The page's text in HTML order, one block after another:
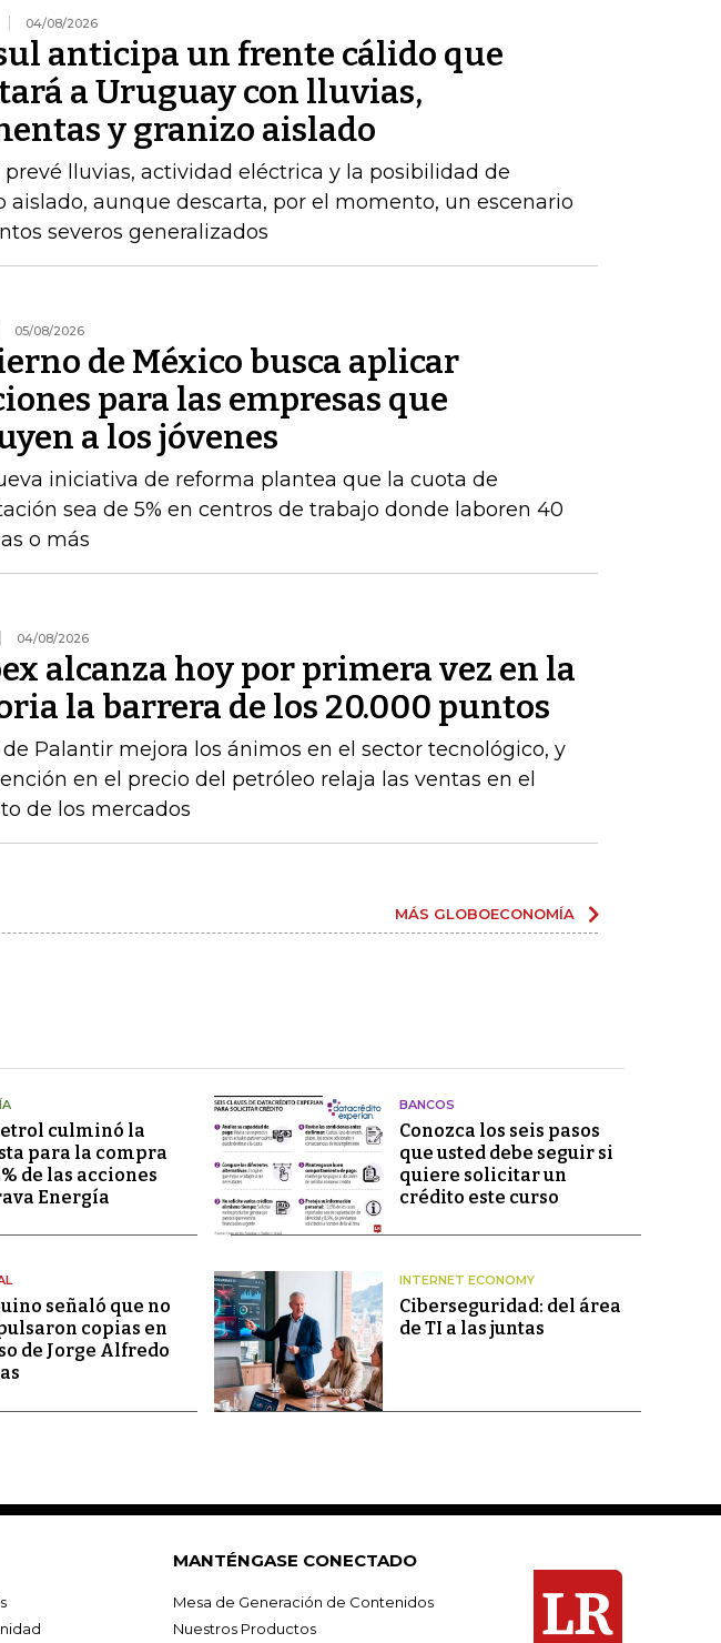
04/08/2026
anticipa un frente cálido que
a Uruguay con lluvias,
y granizo aislado
prevé lluvias, actividad eléctrica y la posibilidad de
aislado, aunque descarta, por el momento, un escenario
severos generalizados
05/08/2026
de México busca aplicar
para las empresas que
a los jóvenes
iniciativa de reforma plantea que la cuota de
sea de 5% en centros de trabajo donde laboren 40
o más
04/08/2026
alcanza hoy por primera vez en la
la barrera de los 20.000 puntos
de Palantir mejora los ánimos en el sector tecnológico, y
en el precio del petróleo relaja las ventas en el
de los mercados
MÁS GLOBOECONOMÍA
culminó la
para la compra
de las acciones
Energía
BANCOS
Conozca los seis pasos
que usted debe seguir si
quiere solicitar un
crédito este curso
señaló que no
copias en
de Jorge Alfredo
INTERNET ECONOMY
Ciberseguridad: del área
de TI a las juntas
MANTÉNGASE CONECTADO
Mesa de Generación de Contenidos
Nuestros Productos